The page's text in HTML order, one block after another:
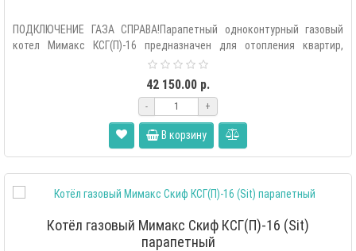
ПОДКЛЮЧЕНИЕ ГАЗА СПРАВА!Парапетный одноконтурный газовый
котел Мимакс КСГ(П)-16 предназначен для отопления квартир,
42 150.00 р.
- +
В корзину
Котёл газовый Мимакс Скиф КСГ(П)-16 (Sit)
парапетный